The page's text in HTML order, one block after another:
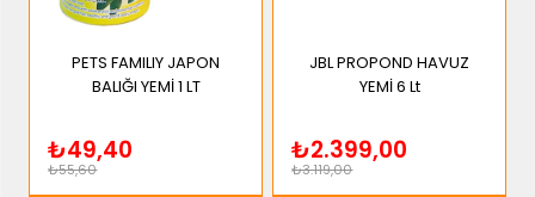
PETS FAMILIY JAPON
BALIĞI YEMİ 1 LT
₺49,40
₺55,60
JBL PROPOND HAVUZ
YEMİ 6 Lt
₺2.399,00
₺3.119,00